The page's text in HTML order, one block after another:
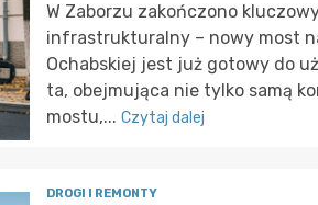
W Zaborzu zakończono
infrastrukturalny – nowy most
Ochabskiej jest już gotowy do
ta, obejmująca nie tylko samą
mostu,... Czytaj dalej
DROGI I REMONTY